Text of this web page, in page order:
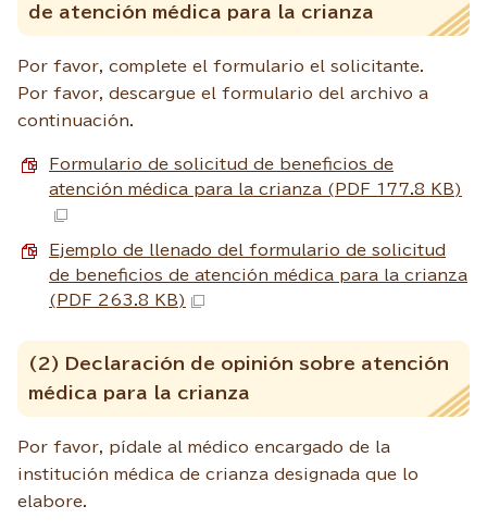
de atención médica para la crianza
Por favor, complete el formulario el solicitante.
Por favor, descargue el formulario del archivo a
continuación.
Formulario de solicitud de beneficios de
atención médica para la crianza (PDF 177.8 KB)
Ejemplo de llenado del formulario de solicitud
de beneficios de atención médica para la crianza
(PDF 263.8 KB)
(2) Declaración de opinión sobre atención
médica para la crianza
Por favor, pídale al médico encargado de la
institución médica de crianza designada que lo
elabore.